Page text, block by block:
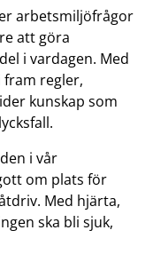
arbetsmiljöfrågor
att göra
i vardagen. Med
regler,
kunskap som
i vår
om plats för
Med hjärta,
ska bli sjuk,